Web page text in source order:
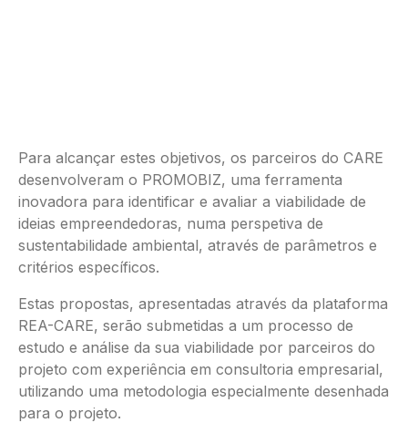
Para alcançar estes objetivos, os parceiros do CARE
desenvolveram o PROMOBIZ, uma ferramenta
inovadora para identificar e avaliar a viabilidade de
ideias empreendedoras, numa perspetiva de
sustentabilidade ambiental, através de parâmetros e
critérios específicos.
Estas propostas, apresentadas através da plataforma
REA-CARE, serão submetidas a um processo de
estudo e análise da sua viabilidade por parceiros do
projeto com experiência em consultoria empresarial,
utilizando uma metodologia especialmente desenhada
para o projeto.